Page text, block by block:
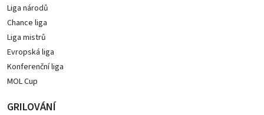
Liga národů
Chance liga
Liga mistrů
Evropská liga
Konferenční liga
MOL Cup
GRILOVÁNÍ